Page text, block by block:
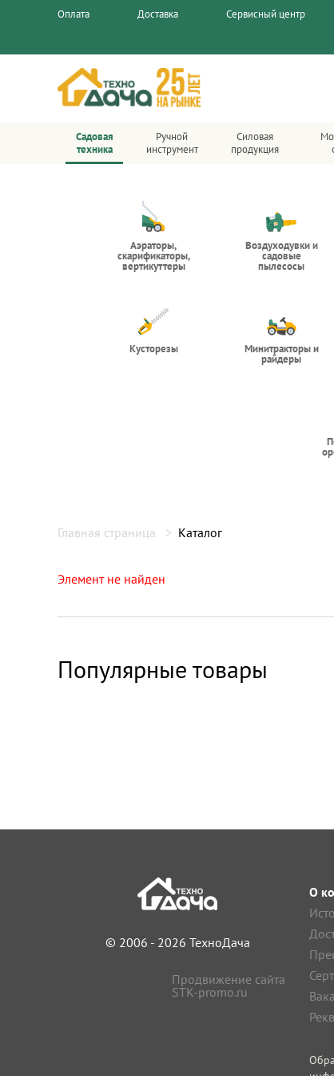
Оплата Доставка Сервисный центр
Садовая
техника
Ручной
инструмент
Силовая
продукция
Аэраторы,
скарификаторы,
вертикуттеры
Воздуходувки и
садовые
пылесосы
Кусторезы Минитракторы и
райдеры
Главная страница Каталог
Элемент не найден
Популярные товары
© 2006 - 2026 ТехноДача
Продвижение сайта
STK-promo.ru
О